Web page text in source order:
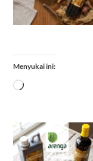
Menyukai ini:
Memuat...